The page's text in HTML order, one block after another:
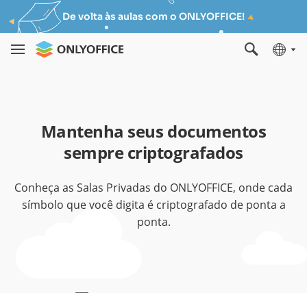
De volta às aulas com o ONLYOFFICE!
Mantenha seus documentos
sempre criptografados
Conheça as Salas Privadas do ONLYOFFICE, onde cada
símbolo que você digita é criptografado de ponta a
ponta.